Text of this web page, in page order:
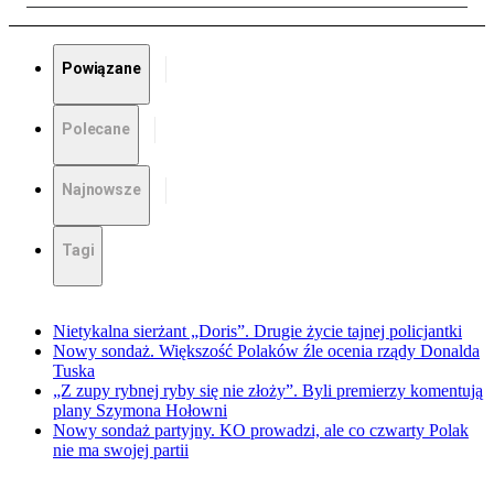
Powiązane
Polecane
Najnowsze
Tagi
Nietykalna sierżant „Doris”. Drugie życie tajnej policjantki
Nowy sondaż. Większość Polaków źle ocenia rządy Donalda
Tuska
„Z zupy rybnej ryby się nie złoży”. Byli premierzy komentują
plany Szymona Hołowni
Nowy sondaż partyjny. KO prowadzi, ale co czwarty Polak
nie ma swojej partii